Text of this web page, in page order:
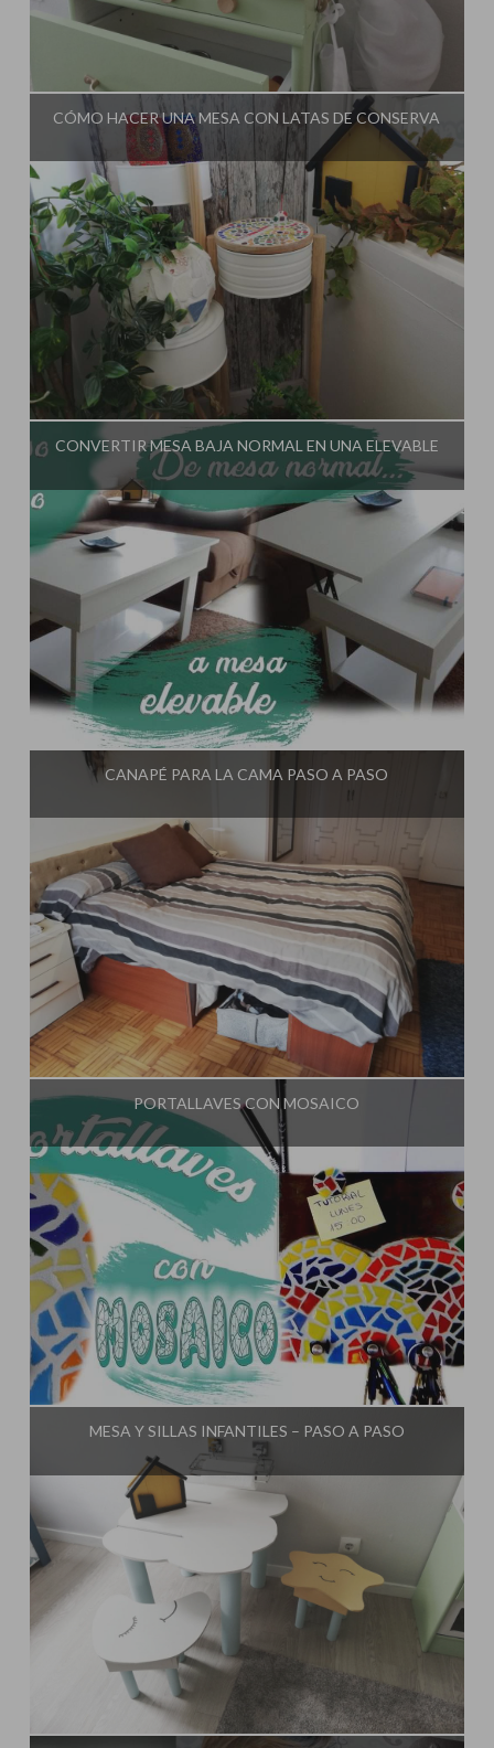
Influencer:El Taller de Ire
CÓMO HACER UNA MESA CON LATAS DE CONSERVA
Influencer: El Taller de Ire
CONVERTIR MESA BAJA NORMAL EN UNA ELEVABLE
Influencer:El Taller de Ire
CANAPÉ PARA LA CAMA PASO A PASO
Influencer:El Taller de Ire
PORTALLAVES CON MOSAICO
Influencer:El Taller de Ire
MESA Y SILLAS INFANTILES – PASO A PASO
Influencer: El Taller de Ire